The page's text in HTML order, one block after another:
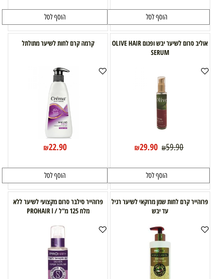
הוסף לסל הוסף לסל
אוליב סרום לשיער יבש ופגום OLIVE HAIR
SERUM
₪59.90
₪29.90
הוסף לסל
קרמה קרם לחות לשיער מתולתל
₪22.90
הוסף לסל
פרוהייר קרם לחות שמן מרוקאי לשיער רגיל
עד יבש
פרוהייר סילבר סרום מקצועי לשיער ללא
מלח 125 מ"ל / PROHAIR l